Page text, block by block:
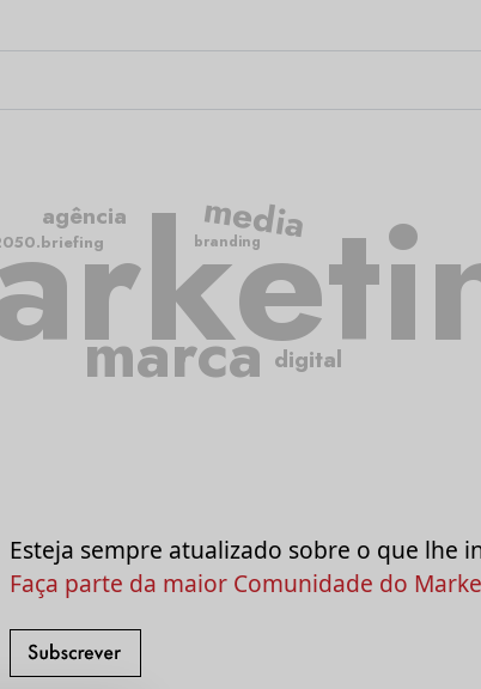
marca
media
agência
digital
branding
Esteja sempre atualizado sobre o que lhe
Faça parte da maior Comunidade do